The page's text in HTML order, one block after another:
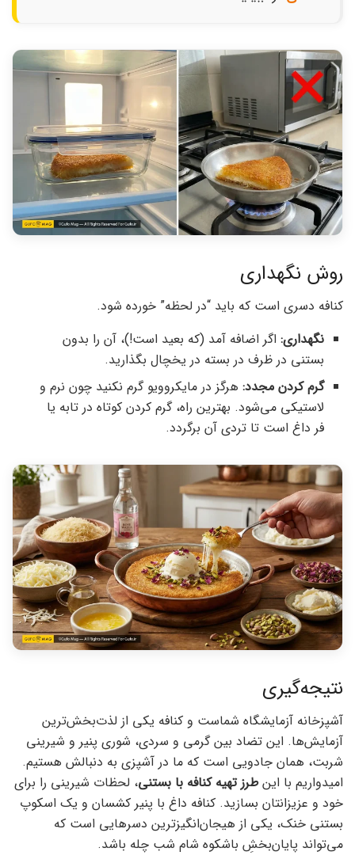
روش نگهداری
کنافه دسری است که باید “در لحظه” خورده شود.
نگهداری: اگر اضافه آمد (که بعید است!)، آن را بدون
بستنی در ظرف در بسته در یخچال بگذارید.
گرم کردن مجدد: هرگز در مایکروویو گرم نکنید چون نرم و
لاستیکی می‌شود. بهترین راه، گرم کردن کوتاه در تابه یا
فر داغ است تا تردی آن برگردد.
نتیجه‌گیری
آشپزخانه آزمایشگاه شماست و کنافه یکی از لذت‌بخش‌ترین
آزمایش‌ها. این تضاد بین گرمی و سردی، شوری پنیر و شیرینی
شربت، همان جادویی است که ما در آشپزی به دنبالش هستیم.
امیدواریم با اینطرز تهیه کنافه با بستنی، لحظات شیرینی را برای
خود و عزیزانتان بسازید. کنافه داغ با پنیر کشسان و یک اسکوپ
بستنی خنک، یکی از هیجان‌انگیزترین دسرهایی است که
می‌تواند پایان‌بخشِ باشکوه شام شب چله باشد.